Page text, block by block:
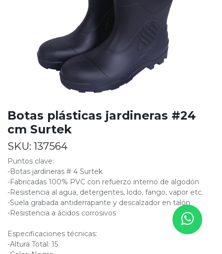
Botas plásticas jardineras #24
cm Surtek
SKU: 137564
Puntos clave:
-Botas jardineras # 4 Surtek
-Fabricadas 100% PVC con refuerzo interno de algodón
-Resistencia al agua, detergentes, lodo, fango, vapor etc.
-Suela grabada antiderrapante y descalzador en talón
-Resistencia a ácidos corrosivos
Especificaciones técnicas:
-Altura Total: 15